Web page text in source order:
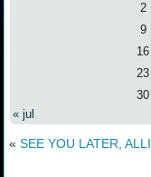
2
9
16
23
30
« jul
«SEE YOU LATER,